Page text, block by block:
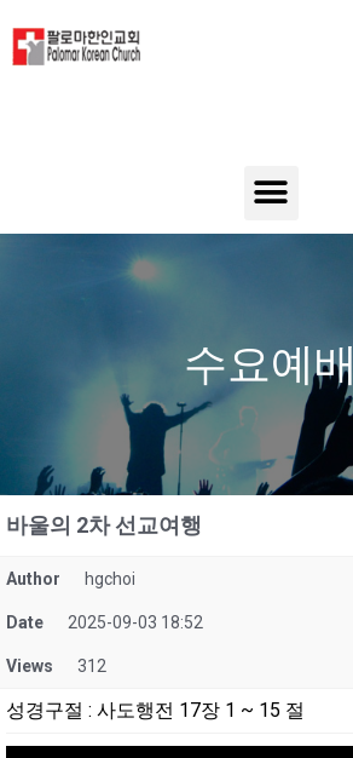
수요예배
바울의 2차 선교여행
Author hgchoi
Date 2025-09-03 18:52
Views 312
성경구절 : 사도행전 17장 1 ~ 15 절